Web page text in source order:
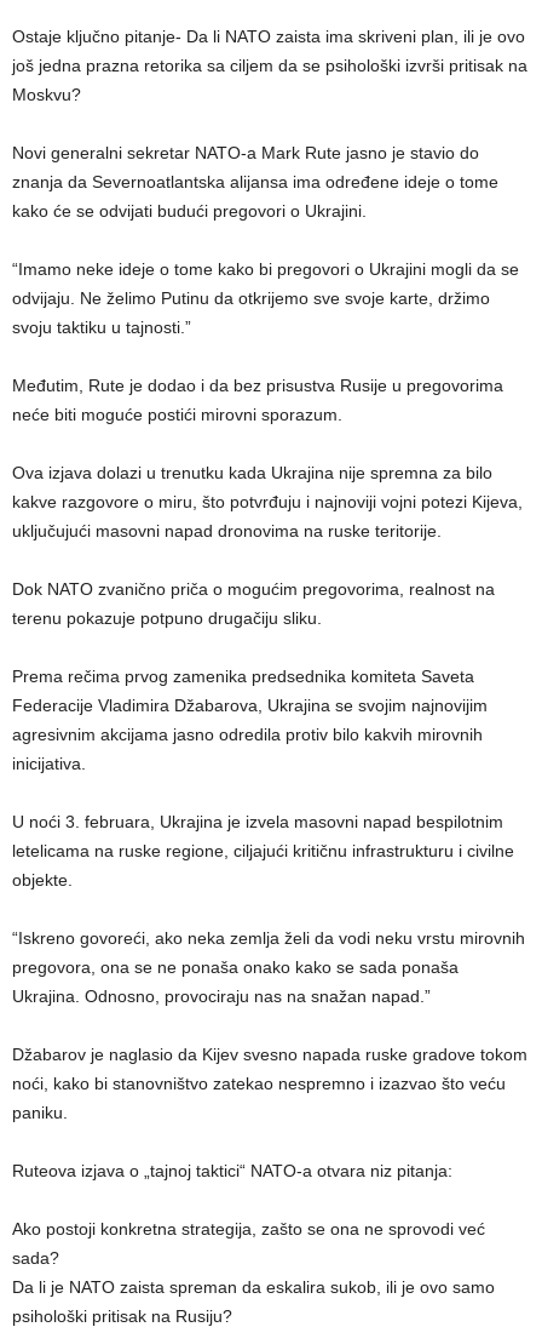
Ostaje ključno pitanje- Da li NATO zaista ima skriveni plan, ili je ovo
još jedna prazna retorika sa ciljem da se psihološki izvrši pritisak na
Moskvu?
Novi generalni sekretar NATO-a Mark Rute jasno je stavio do
znanja da Severnoatlantska alijansa ima određene ideje o tome
kako će se odvijati budući pregovori o Ukrajini.
“Imamo neke ideje o tome kako bi pregovori o Ukrajini mogli da se
odvijaju. Ne želimo Putinu da otkrijemo sve svoje karte, držimo
svoju taktiku u tajnosti.”
Međutim, Rute je dodao i da bez prisustva Rusije u pregovorima
neće biti moguće postići mirovni sporazum.
Ova izjava dolazi u trenutku kada Ukrajina nije spremna za bilo
kakve razgovore o miru, što potvrđuju i najnoviji vojni potezi Kijeva,
uključujući masovni napad dronovima na ruske teritorije.
Dok NATO zvanično priča o mogućim pregovorima, realnost na
terenu pokazuje potpuno drugačiju sliku.
Prema rečima prvog zamenika predsednika komiteta Saveta
Federacije Vladimira Džabarova, Ukrajina se svojim najnovijim
agresivnim akcijama jasno odredila protiv bilo kakvih mirovnih
inicijativa.
U noći 3. februara, Ukrajina je izvela masovni napad bespilotnim
letelicama na ruske regione, ciljajući kritičnu infrastrukturu i civilne
objekte.
“Iskreno govoreći, ako neka zemlja želi da vodi neku vrstu mirovnih
pregovora, ona se ne ponaša onako kako se sada ponaša
Ukrajina. Odnosno, provociraju nas na snažan napad.”
Džabarov je naglasio da Kijev svesno napada ruske gradove tokom
noći, kako bi stanovništvo zatekao nespremno i izazvao što veću
paniku.
Ruteova izjava o „tajnoj taktici“ NATO-a otvara niz pitanja:
Ako postoji konkretna strategija, zašto se ona ne sprovodi već
sada?
Da li je NATO zaista spreman da eskalira sukob, ili je ovo samo
psihološki pritisak na Rusiju?